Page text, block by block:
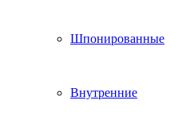
Шпонированные
Внутренние